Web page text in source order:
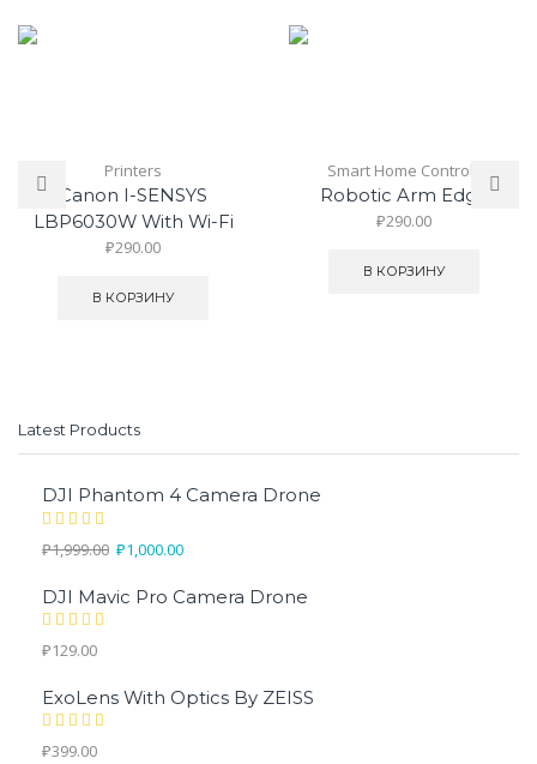
Printers
Canon I-SENSYS
LBP6030W With Wi-Fi
₽290.00
В КОРЗИНУ
Smart Home Controls
Robotic Arm Edge
₽290.00
В КОРЗИНУ
Latest Products
DJI Phantom 4 Camera Drone
₽1,999.00 ₽1,000.00
DJI Mavic Pro Camera Drone
₽129.00
ExoLens With Optics By ZEISS
₽399.00